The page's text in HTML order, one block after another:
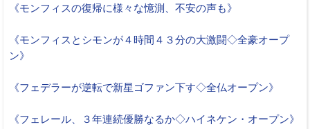
《モンフィスの復帰に様々な憶測、不安の声も》
《モンフィスとシモンが４時間４３分の大激闘◇全豪オープ
ン》
《フェデラーが逆転で新星ゴファン下す◇全仏オープン》
《フェレール、３年連続優勝なるか◇ハイネケン・オープン》